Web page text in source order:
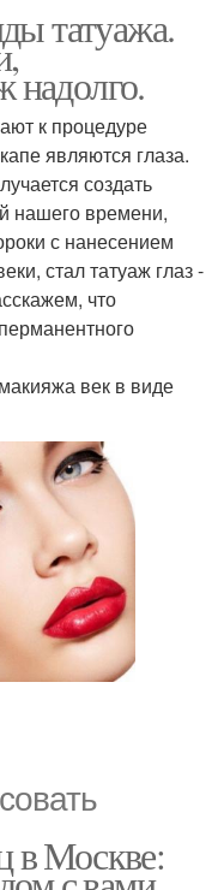
татуажа.
надолго.
к процедуре
являются глаза.
создать
нашего времени,
с нанесением
стал татуаж глаз -
что
век в виде
в Москве: